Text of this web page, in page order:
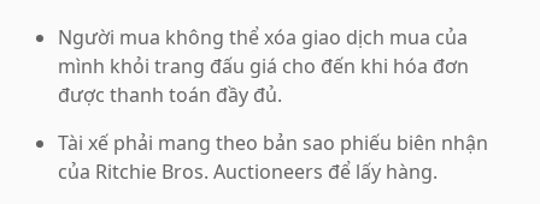
Người mua không thể xóa giao dịch mua của
mình khỏi trang đấu giá cho đến khi hóa đơn
được thanh toán đầy đủ.
Tài xế phải mang theo bản sao phiếu biên nhận
của Ritchie Bros. Auctioneers để lấy hàng.